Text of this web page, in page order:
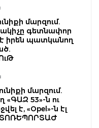
մարզում.
գետնափոր
է իրեն պատկանող
մարզում.
53»-ն ու
է, «Opel»-ն էլ